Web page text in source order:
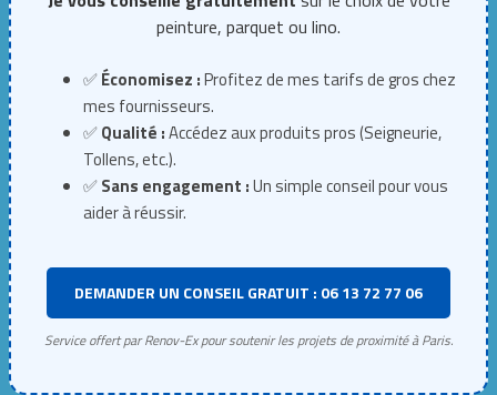
peinture, parquet ou lino.
✅Économisez :Profitez de mes tarifs de gros chez
mes fournisseurs.
✅Qualité :Accédez aux produits pros (Seigneurie,
Tollens, etc.).
✅Sans engagement :Un simple conseil pour vous
aider à réussir.
DEMANDER UN CONSEIL GRATUIT : 06 13 72 77 06
Service offert par Renov-Ex pour soutenir les projets de proximité à Paris.